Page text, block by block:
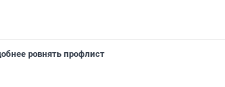
ровнять профлист